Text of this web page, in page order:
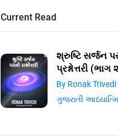
Current Read
શ્રુષ્ટિ સર્જન
પ્રશ્નોત્તરી (ભાગ
By Ronak Trivedi
ગુજરાતી